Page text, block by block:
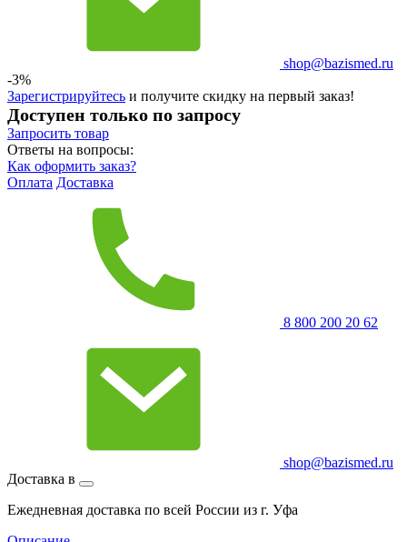
shop@bazismed.ru
-3%
Зарегистрируйтесь и получите скидку на первый заказ!
Доступен только по запросу
Запросить товар
Ответы на вопросы:
Как оформить заказ?
Оплата Доставка
8 800 200 20 62
shop@bazismed.ru
Доставка в
Ежедневная доставка по всей России из г. Уфа